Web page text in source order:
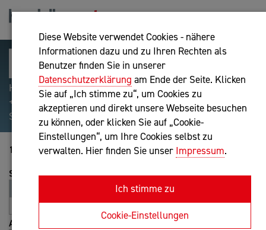
Diese Website verwendet Cookies - nähere
Informationen dazu und zu Ihren Rechten als
Benutzer finden Sie in unserer
Datenschutzerklärung am Ende der Seite. Klicken
Sie auf „Ich stimme zu“, um Cookies zu
akzeptieren und direkt unsere Webseite besuchen
zu können, oder klicken Sie auf „Cookie-
Einstellungen“, um Ihre Cookies selbst zu
verwalten. Hier finden Sie unser Impressum.
Ich stimme zu
Cookie-Einstellungen
Hilfreiche Suchparameter: Begriff einschließen:
+webshop, Begriff ausschließen: -webshop, Exakter
Suchbegriff: "internet of things"
1-20 von 179
Sortierung
Entfernung
A-Z
Z-A
Ansicht